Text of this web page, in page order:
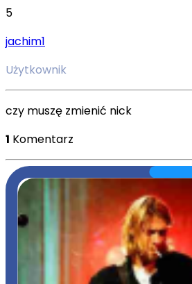
5
jachim1
Użytkownik
czy muszę zmienić nick
1 Komentarz